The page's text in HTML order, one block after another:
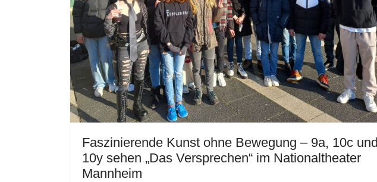
Faszinierende Kunst ohne Bewegung – 9a, 10c und
10y sehen „Das Versprechen“ im Nationaltheater
Mannheim